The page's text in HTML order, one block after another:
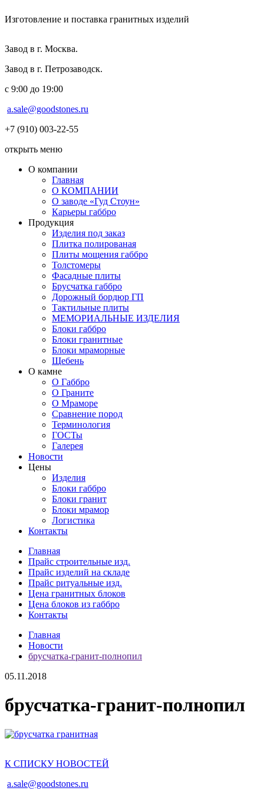
Изготовление и поставка гранитных изделий
Завод в г. Москва.
Завод в г. Петрозаводск.
с 9:00 до 19:00
a.sale@goodstones.ru
+7 (910) 003-22-55
открыть меню
О компании
Главная
О КОМПАНИИ
О заводе «Гуд Стоун»
Карьеры габбро
Продукция
Изделия под заказ
Плитка полированая
Плиты мощения габбро
Толстомеры
Фасадные плиты
Брусчатка габбро
Дорожный бордюр ГП
Тактильные плиты
МЕМОРИАЛЬНЫЕ ИЗДЕЛИЯ
Блоки габбро
Блоки гранитные
Блоки мраморные
Щебень
О камне
О Габбро
О Граните
О Мраморе
Сравнение пород
Терминология
ГОСТы
Галерея
Новости
Цены
Изделия
Блоки габбро
Блоки гранит
Блоки мрамор
Логистика
Контакты
Главная
Прайс строительные изд.
Прайс изделий на складе
Прайс ритуальные изд.
Цена гранитных блоков
Цена блоков из габбро
Контакты
Главная
Новости
брусчатка-гранит-полнопил
05.11.2018
брусчатка-гранит-полнопил
К СПИСКУ НОВОСТЕЙ
a.sale@goodstones.ru